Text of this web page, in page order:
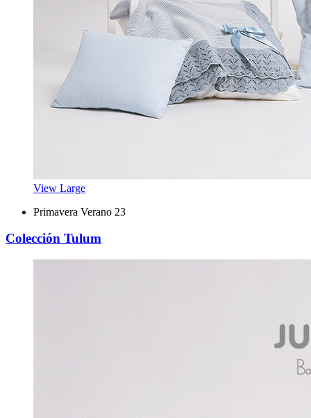
View Large
Primavera Verano 23
Colección Tulum